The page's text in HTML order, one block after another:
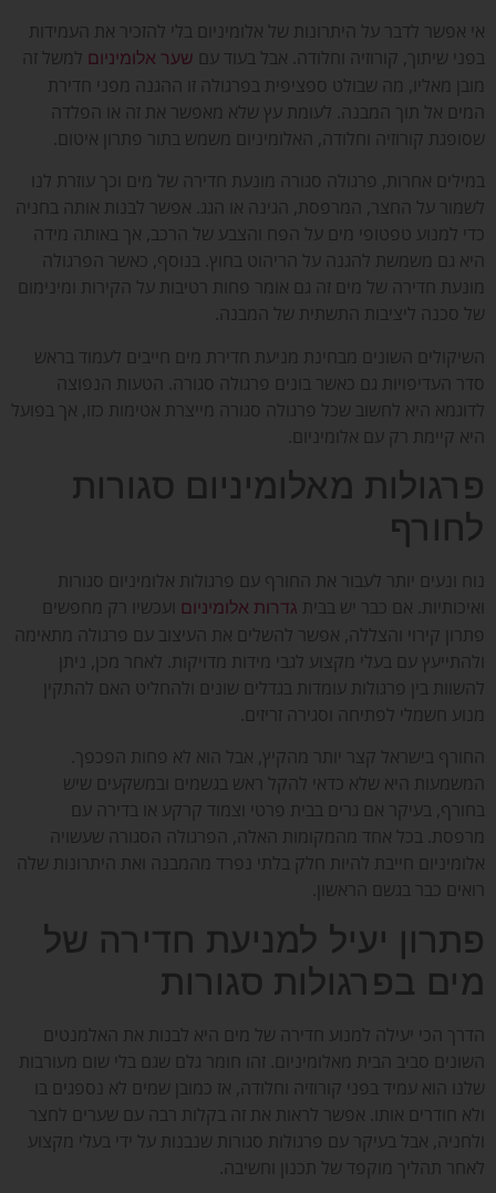
אי אפשר לדבר על היתרונות של אלומיניום בלי להזכיר את העמידות
בפני שיתוך, קורוזיה וחלודה. אבל בעוד עם שער אלומיניום למשל זה
מובן מאליו, מה שבולט ספציפית בפרגולה זו ההגנה מפני חדירת
המים אל תוך המבנה. לעומת עץ שלא מאפשר את זה או הפלדה
שסופגת קורוזיה וחלודה, האלומיניום משמש בתור פתרון איטום.
במילים אחרות, פרגולה סגורה מונעת חדירה של מים וכך עוזרת לנו
לשמור על החצר, המרפסת, הגינה או הגג. אפשר לבנות אותה בחניה
כדי למנוע טפטופי מים על הפח והצבע של הרכב, אך באותה מידה
היא גם משמשת להגנה על הריהוט בחוץ. בנוסף, כאשר הפרגולה
מונעת חדירה של מים זה גם אומר פחות רטיבות על הקירות ומינימום
של סכנה ליציבות התשתית של המבנה.
השיקולים השונים מבחינת מניעת חדירת מים חייבים לעמוד בראש
סדר העדיפויות גם כאשר בונים פרגולה סגורה. הטעות הנפוצה
לדוגמא היא לחשוב שכל פרגולה סגורה מייצרת אטימות כזו, אך בפועל
היא קיימת רק עם אלומיניום.
פרגולות מאלומיניום סגורות
לחורף
נוח ונעים יותר לעבור את החורף עם פרגולות אלומיניום סגורות
ואיכותיות. אם כבר יש בבית גדרות אלומיניום ועכשיו רק מחפשים
פתרון קירוי והצללה, אפשר להשלים את העיצוב עם פרגולה מתאימה
ולהתייעץ עם בעלי מקצוע לגבי מידות מדויקות. לאחר מכן, ניתן
להשוות בין פרגולות עומדות בגדלים שונים ולהחליט האם להתקין
מנוע חשמלי לפתיחה וסגירה זריזים.
החורף בישראל קצר יותר מהקיץ, אבל הוא לא פחות הפכפך.
המשמעות היא שלא כדאי להקל ראש בגשמים ובמשקעים שיש
בחורף, בעיקר אם גרים בבית פרטי וצמוד קרקע או בדירה עם
מרפסת. בכל אחד מהמקומות האלה, הפרגולה הסגורה שעשויה
אלומיניום חייבת להיות חלק בלתי נפרד מהמבנה ואת היתרונות שלה
רואים כבר בגשם הראשון.
פתרון יעיל למניעת חדירה של
מים בפרגולות סגורות
הדרך הכי יעילה למנוע חדירה של מים היא לבנות את האלמנטים
השונים סביב הבית מאלומיניום. זהו חומר גלם שגם בלי שום מעורבות
שלנו הוא עמיד בפני קורוזיה וחלודה, אז כמובן שמים לא נספגים בו
ולא חודרים אותו. אפשר לראות את זה בקלות רבה עם שערים לחצר
ולחניה, אבל בעיקר עם פרגולות סגורות שנבנות על ידי בעלי מקצוע
לאחר תהליך מוקפד של תכנון וחשיבה.